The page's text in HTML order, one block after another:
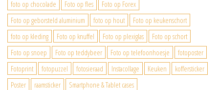
foto op chocolade
Foto op fles
Foto op Forex
Foto op geborsteld aluminium
foto op hout
Foto op keukenschort
foto op kleding
Foto op knuffel Foto op plexiglas
Foto op schort
Foto op snoep
Foto op teddybeer Foto op telefoonhoesje
fotoposter
Fotoprint
fotopuzzel fotosieraad Instacollage Keuken
koffersticker
Poster
raamsticker
Smartphone & Tablet cases